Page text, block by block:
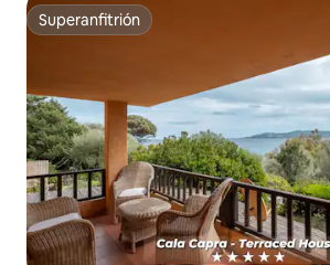
Superanfitrión
Superanfitrión